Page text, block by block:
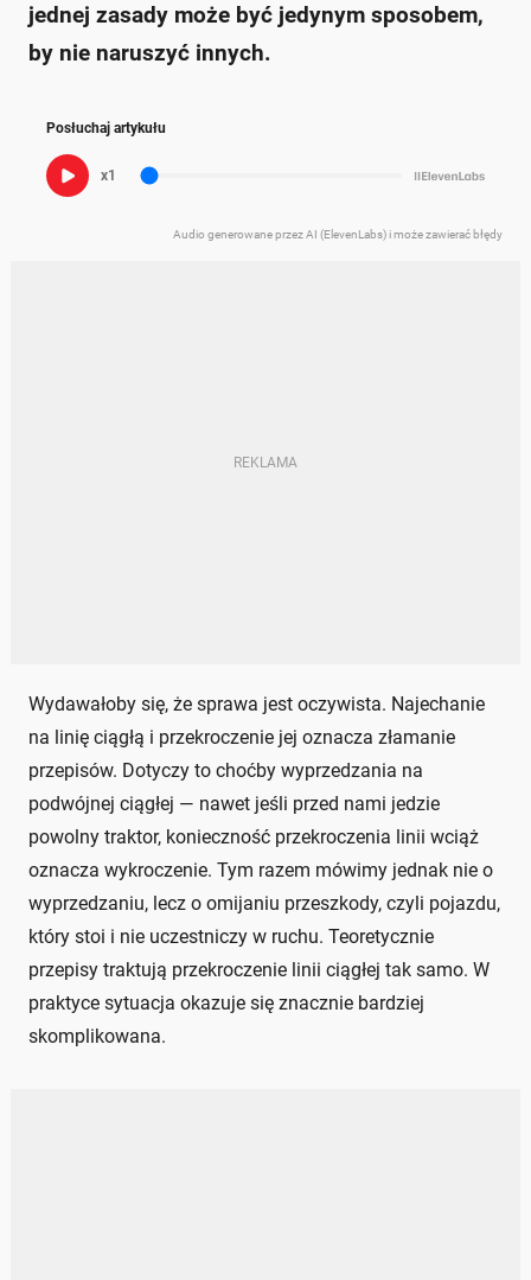
jednej zasady może być jedynym sposobem,
by nie naruszyć innych.
Posłuchaj artykułu
x1
Audio generowane przez AI (ElevenLabs) i może zawierać błędy
Wydawałoby się, że sprawa jest oczywista. Najechanie
na linię ciągłą i przekroczenie jej oznacza złamanie
przepisów. Dotyczy to choćby wyprzedzania na
podwójnej ciągłej — nawet jeśli przed nami jedzie
powolny traktor, konieczność przekroczenia linii wciąż
oznacza wykroczenie. Tym razem mówimy jednak nie o
wyprzedzaniu, lecz o omijaniu przeszkody, czyli pojazdu,
który stoi i nie uczestniczy w ruchu. Teoretycznie
przepisy traktują przekroczenie linii ciągłej tak samo. W
praktyce sytuacja okazuje się znacznie bardziej
skomplikowana.